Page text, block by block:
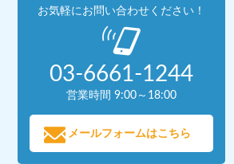
お気軽にお問い合わせください！
03-6661-1244
営業時間 9:00～18:00
メールフォームはこちら